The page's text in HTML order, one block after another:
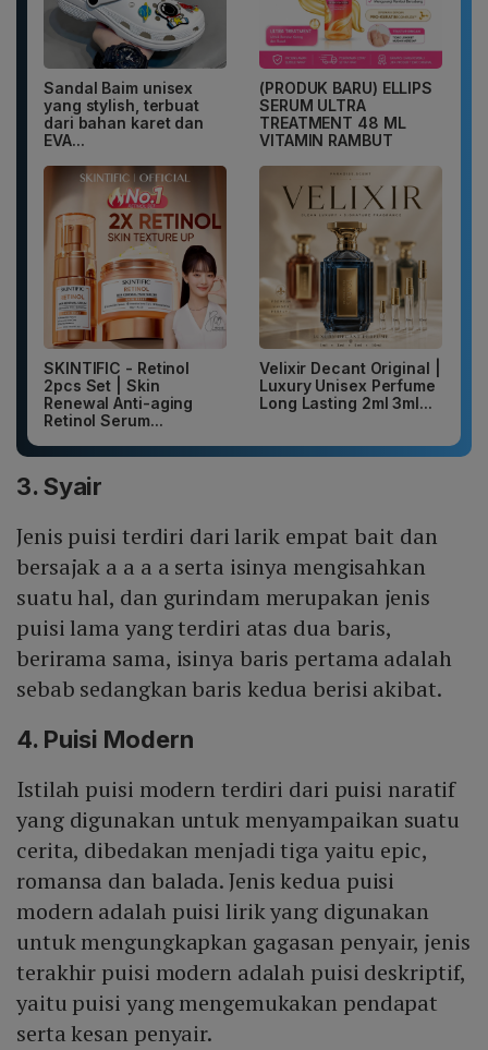
Sandal Baim unisex
yang stylish, terbuat
dari bahan karet dan
EVA...
(PRODUK BARU) ELLIPS
SERUM ULTRA
TREATMENT 48 ML
VITAMIN RAMBUT
SKINTIFIC - Retinol
2pcs Set | Skin
Renewal Anti-aging
Retinol Serum...
Velixir Decant Original |
Luxury Unisex Perfume
Long Lasting 2ml 3ml...
3. Syair
Jenis puisi terdiri dari larik empat bait dan
bersajak a a a a serta isinya mengisahkan
suatu hal, dan gurindam merupakan jenis
puisi lama yang terdiri atas dua baris,
berirama sama, isinya baris pertama adalah
sebab sedangkan baris kedua berisi akibat.
4. Puisi Modern
Istilah puisi modern terdiri dari puisi naratif
yang digunakan untuk menyampaikan suatu
cerita, dibedakan menjadi tiga yaitu epic,
romansa dan balada. Jenis kedua puisi
modern adalah puisi lirik yang digunakan
untuk mengungkapkan gagasan penyair, jenis
terakhir puisi modern adalah puisi deskriptif,
yaitu puisi yang mengemukakan pendapat
serta kesan penyair.